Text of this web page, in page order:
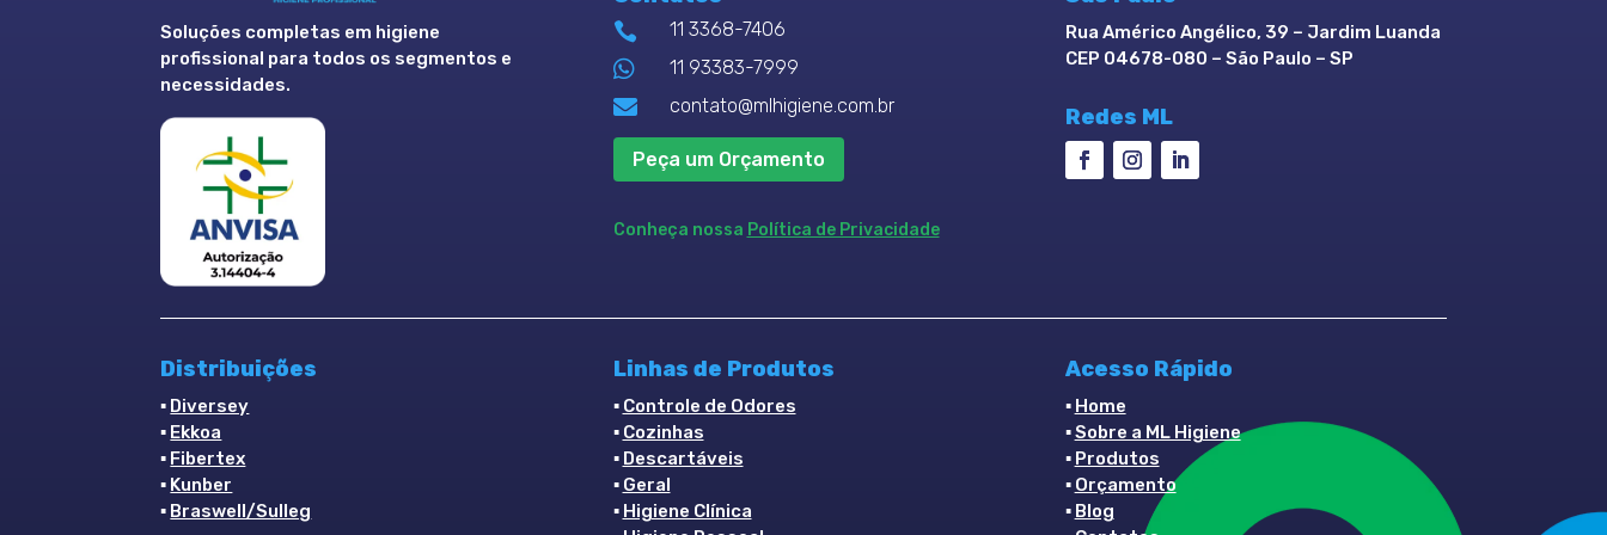
Soluções completas em higiene
profissional para todos os segmentos e
necessidades.
 11 3368-7406
 11 93383-7999
 contato@mlhigiene.com.br
Peça um Orçamento
Conheça nossa Política de Privacidade
Rua Américo Angélico, 39 – Jardim Luanda
CEP 04678-080 – São Paulo – SP
Redes ML
Distribuições
▪ Diversey
▪ Ekkoa
▪ Fibertex
▪ Kunber
▪ Braswell/Sulleg
Linhas de Produtos
▪ Controle de Odores
▪ Cozinhas
▪ Descartáveis
▪ Geral
▪ Higiene Clínica
Acesso Rápido
▪ Home
▪Sobre a ML Higiene
▪ Produtos
▪ Orçamento
▪ Blog